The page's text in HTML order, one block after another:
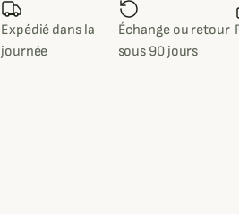
Expédié dans la
journée
Échange ou retour
sous 90 jours